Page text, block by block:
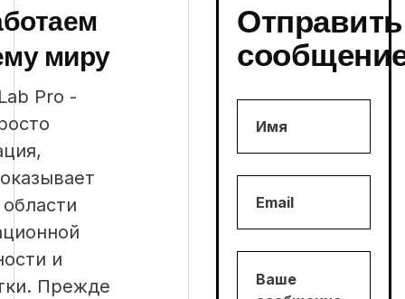
миру
Pro -
и
Прежде
Отправить